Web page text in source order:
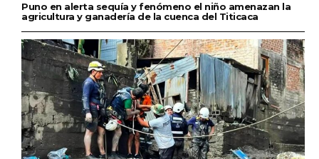
Puno en alerta sequía y fenómeno el niño amenazan la
agricultura y ganadería de la cuenca del Titicaca